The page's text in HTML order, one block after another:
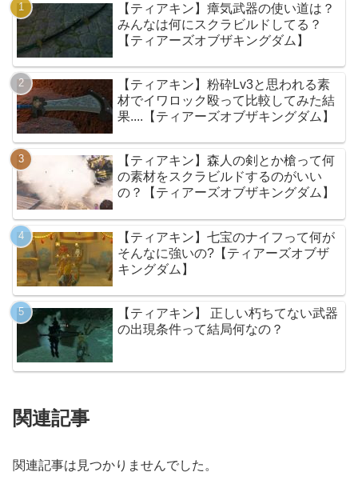
【ティアキン】瘴気武器の使い道は？
みんなは何にスクラビルドしてる？
【ティアーズオブザキングダム】
【ティアキン】粉砕Lv3と思われる素
材でイワロック殴って比較してみた結
果....【ティアーズオブザキングダム】
【ティアキン】森人の剣とか槍って何
の素材をスクラビルドするのがいい
の？【ティアーズオブザキングダム】
【ティアキン】七宝のナイフって何が
そんなに強いの?【ティアーズオブザ
キングダム】
【ティアキン】 正しい朽ちてない武器
の出現条件って結局何なの？
関連記事
関連記事は見つかりませんでした。